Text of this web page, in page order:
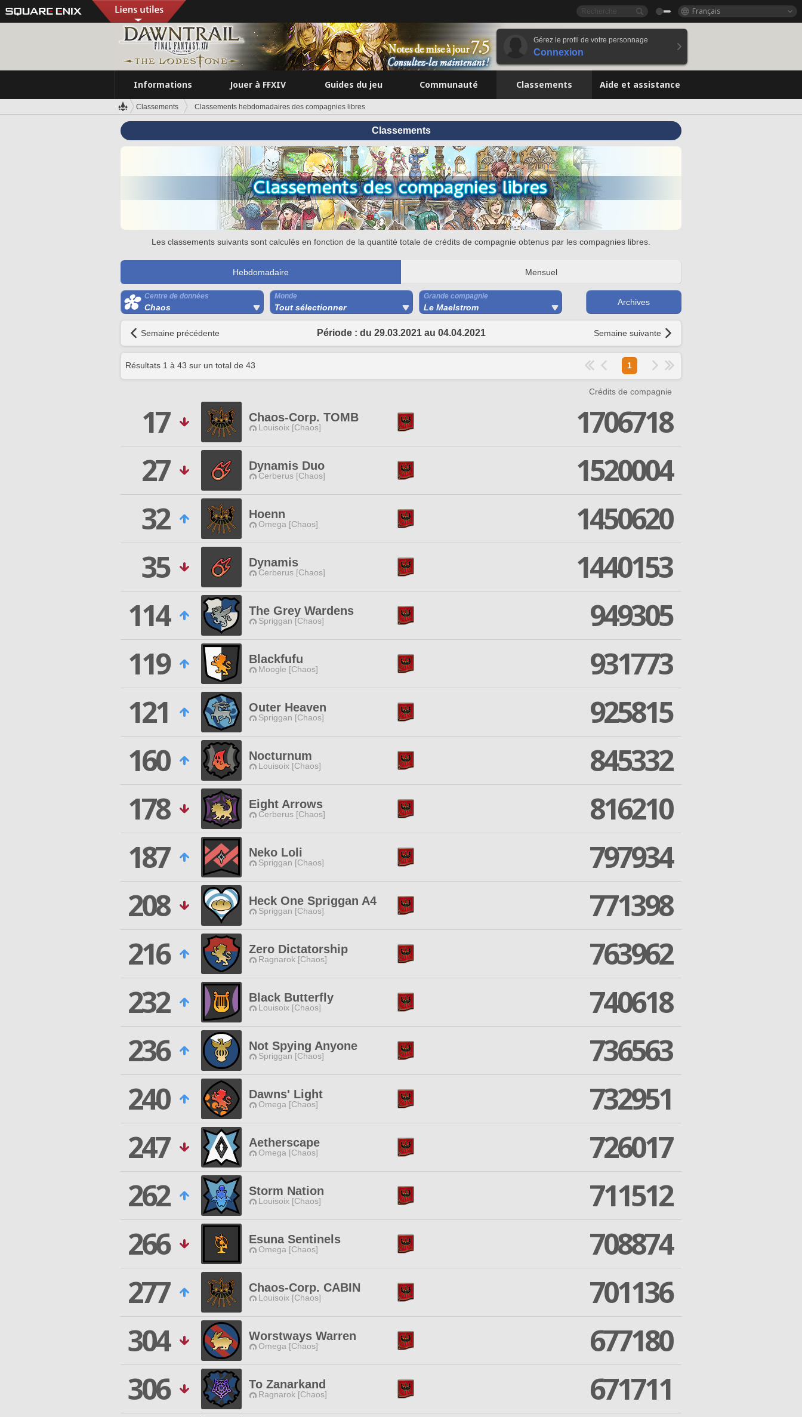
Français
Gérez le profil de votre personnage
Connexion
Informations Jouer à FFXIV Guides du jeu Communauté Classements Aide et assistance
Classements Classements hebdomadaires des compagnies libres
Classements
Les classements suivants sont calculés en fonction de la quantité totale de crédits de compagnie obtenus par les compagnies libres.
Hebdomadaire Mensuel
Centre de données
Chaos
Monde
Tout sélectionner
Grande compagnie
Le Maelstrom
Archives
Semaine précédente Période : du 29.03.2021 au 04.04.2021 Semaine suivante
Résultats 1 à 43 sur un total de 43 1
Crédits de compagnie
17 Chaos-Corp. TOMB
Louisoix [Chaos]
1706718
27
Dynamis Duo
Cerberus [Chaos]
1520004
32
Hoenn
Omega [Chaos]
1450620
35
Dynamis
Cerberus [Chaos]
1440153
114
The Grey Wardens
Spriggan [Chaos]
949305
119
Blackfufu
Moogle [Chaos]
931773
121
Outer Heaven
Spriggan [Chaos]
925815
160
Nocturnum
Louisoix [Chaos]
845332
178
Eight Arrows
Cerberus [Chaos]
816210
187
Neko Loli
Spriggan [Chaos]
797934
208
Heck One Spriggan A4
Spriggan [Chaos]
771398
216
Zero Dictatorship
Ragnarok [Chaos]
763962
232
Black Butterfly
Louisoix [Chaos]
740618
236
Not Spying Anyone
Spriggan [Chaos]
736563
240
Dawns' Light
Omega [Chaos]
732951
247
Aetherscape
Omega [Chaos]
726017
262
Storm Nation
Louisoix [Chaos]
711512
266
Esuna Sentinels
Omega [Chaos]
708874
277
Chaos-Corp. CABIN
Louisoix [Chaos]
701136
304
Worstways Warren
Omega [Chaos]
677180
306
To Zanarkand
Ragnarok [Chaos]
671711